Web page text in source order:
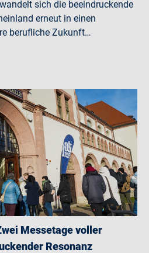
sich die beeindruckende
erneut in einen
berufliche Zukunft…
Messetage voller
Resonanz